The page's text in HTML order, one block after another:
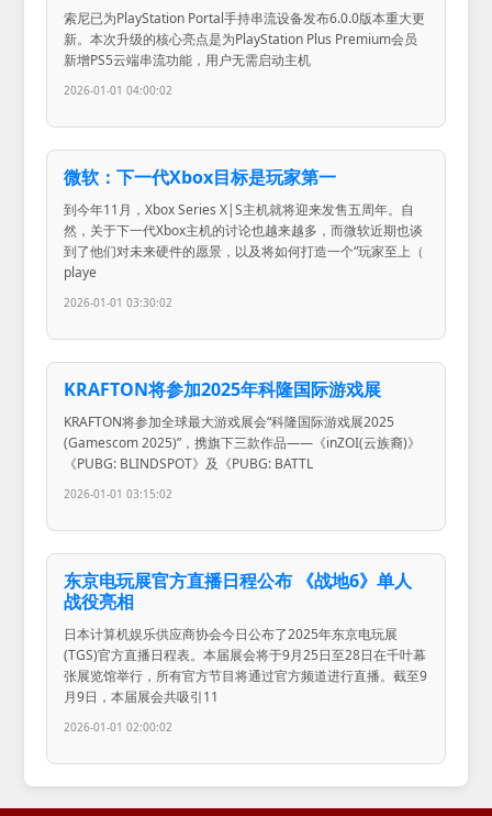
索尼已为PlayStation Portal手持串流设备发布6.0.0版本重大更
新。本次升级的核心亮点是为PlayStation Plus Premium会员
新增PS5云端串流功能，用户无需启动主机
2026-01-01 04:00:02
微软：下一代Xbox目标是玩家第一
到今年11月，Xbox Series X|S主机就将迎来发售五周年。自
然，关于下一代Xbox主机的讨论也越来越多，而微软近期也谈
到了他们对未来硬件的愿景，以及将如何打造一个“玩家至上（
playe
2026-01-01 03:30:02
KRAFTON将参加2025年科隆国际游戏展
KRAFTON将参加全球最大游戏展会“科隆国际游戏展2025
(Gamescom 2025)”，携旗下三款作品——《inZOI(云族裔)》
《PUBG: BLINDSPOT》及《PUBG: BATTL
2026-01-01 03:15:02
东京电玩展官方直播日程公布 《战地6》单人
战役亮相
日本计算机娱乐供应商协会今日公布了2025年东京电玩展
(TGS)官方直播日程表。本届展会将于9月25日至28日在千叶幕
张展览馆举行，所有官方节目将通过官方频道进行直播。截至9
月9日，本届展会共吸引11
2026-01-01 02:00:02